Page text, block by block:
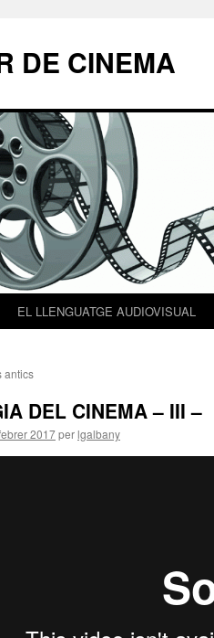
DE CINEMA
EL LLENGUATGE AUDIOVISUAL
antics
DEL CINEMA – III –
2017perlgalbany